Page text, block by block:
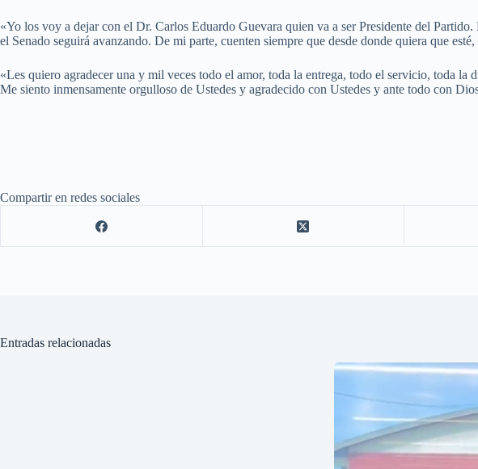
«Yo los voy a dejar con el Dr. Carlos Eduardo Guevara quien va a ser Presidente del
el Senado seguirá avanzando. De mi parte, cuenten siempre que desde donde quiera que
«Les quiero agradecer una y mil veces todo el amor, toda la entrega, todo el servicio, toda
Me siento inmensamente orgulloso de Ustedes y agradecido con Ustedes y ante todo con
Compartir en redes sociales
Entradas relacionadas